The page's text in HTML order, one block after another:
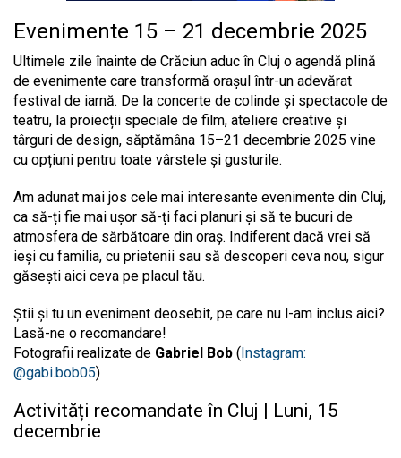
Evenimente 15 – 21 decembrie 2025
Ultimele zile înainte de Crăciun aduc în Cluj o agendă plină
de evenimente care transformă orașul într-un adevărat
festival de iarnă. De la concerte de colinde și spectacole de
teatru, la proiecții speciale de film, ateliere creative și
târguri de design, săptămâna 15–21 decembrie 2025 vine
cu opțiuni pentru toate vârstele și gusturile.
Am adunat mai jos cele mai interesante evenimente din Cluj,
ca să-ți fie mai ușor să-ți faci planuri și să te bucuri de
atmosfera de sărbătoare din oraș. Indiferent dacă vrei să
ieși cu familia, cu prietenii sau să descoperi ceva nou, sigur
găsești aici ceva pe placul tău.
Știi și tu un eveniment deosebit, pe care nu l-am inclus aici?
Lasă-ne o recomandare!
Fotografii realizate de Gabriel Bob (Instagram:
@gabi.bob05)
Activități recomandate în Cluj | Luni, 15
decembrie